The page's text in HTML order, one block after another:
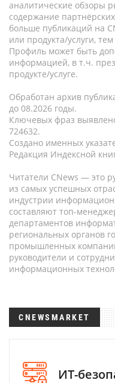
аналитические обзоры
содержание
больше публикаций на
или продукта/услуги,
Профиль может быть
информацией, в т.ч.
продукте/услуге.
Обработан архив
до 08.2026 годы.
Ключевых фраз
724632.
Создано именных
Редакция Индексной
Читатели CNews — это
из самых успешных
индустрии
составляют топ-
департаментов
региональных органов
промышленных
руководители и
информационных
CNEWSMARKET
ИТ-